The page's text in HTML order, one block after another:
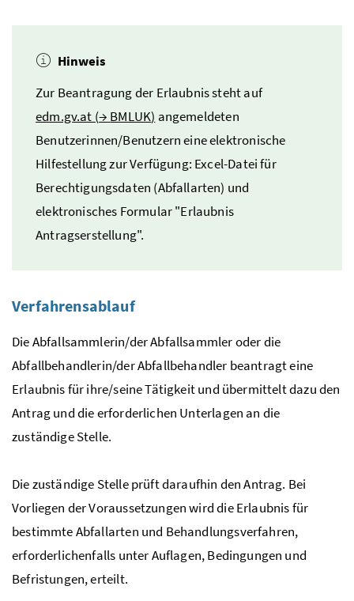
Hinweis
Zur Beantragung der Erlaubnis steht auf
edm.gv.at (→ BMLUK) angemeldeten
Benutzerinnen/Benutzern eine elektronische
Hilfestellung zur Verfügung: Excel-Datei für
Berechtigungsdaten (Abfallarten) und
elektronisches Formular "Erlaubnis
Antragserstellung".
Verfahrensablauf
Die Abfallsammlerin/der Abfallsammler oder die
Abfallbehandlerin/der Abfallbehandler beantragt eine
Erlaubnis für ihre/seine Tätigkeit und übermittelt dazu den
Antrag und die erforderlichen Unterlagen an die
zuständige Stelle.
Die zuständige Stelle prüft daraufhin den Antrag. Bei
Vorliegen der Voraussetzungen wird die Erlaubnis für
bestimmte Abfallarten und Behandlungsverfahren,
erforderlichenfalls unter Auflagen, Bedingungen und
Befristungen, erteilt.